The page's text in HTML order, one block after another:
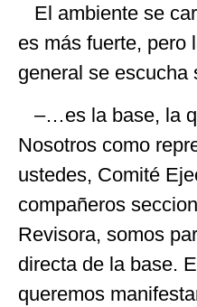
El ambiente se
es más fuerte, pero
general se escucha
–…es la base, la
Nosotros como
ustedes, Comité
compañeros
Revisora, somos
directa de la base.
queremos